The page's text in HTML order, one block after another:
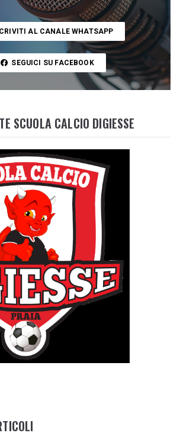
AL CANALE WHATSAPP
SEGUICI SU FACEBOOK
SCUOLA CALCIO DIGIESSE